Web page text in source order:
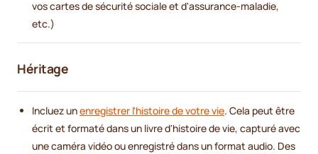
vos cartes de sécurité sociale et d'assurance-maladie,
etc.)
Héritage
Incluez unenregistrer l'histoire de votre vie. Cela peut être
écrit et formaté dans un livre d'histoire de vie, capturé avec
une caméra vidéo ou enregistré dans un format audio. Des